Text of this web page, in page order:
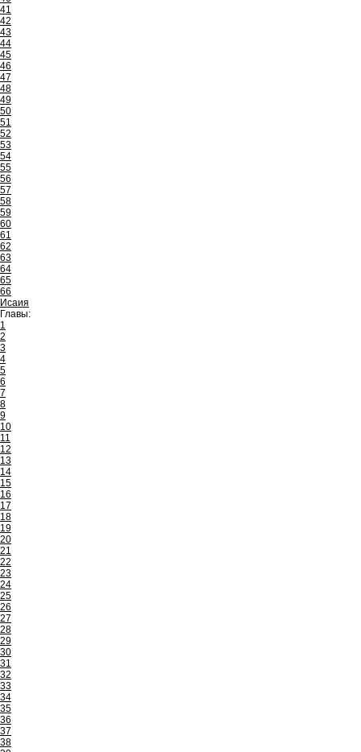
41
42
43
44
45
46
47
48
49
50
51
52
53
54
55
56
57
58
59
60
61
62
63
64
65
66
Исаия
Главы:
1
2
3
4
5
6
7
8
9
10
11
12
13
14
15
16
17
18
19
20
21
22
23
24
25
26
27
28
29
30
31
32
33
34
35
36
37
38